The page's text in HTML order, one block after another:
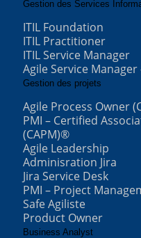
Gestion des Services
ITIL Foundation
ITIL Practitioner
ITIL Service Manager
Agile Service Manager
Gestion des projets
Agile Process Owner
PMI – Certified
(CAPM)®
Agile Leadership
Adminisration Jira
Jira Service Desk
PMI – Project
Safe Agiliste
Product Owner
Business Analyst